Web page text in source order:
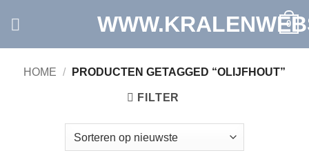
0
HOME / PRODUCTEN GETAGGED “OLIJFHOUT”
FILTER